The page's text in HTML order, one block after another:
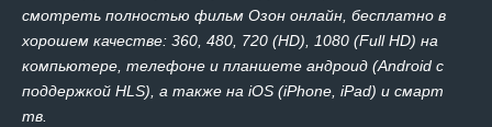
смотреть полностью фильм Озон онлайн, бесплатно в
хорошем качестве: 360, 480, 720 (HD), 1080 (Full HD) на
компьютере, телефоне и планшете андроид (Android с
поддержкой HLS), а также на iOS (iPhone, iPad) и смарт
тв.